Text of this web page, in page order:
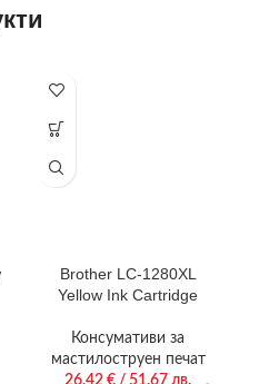
Brother LC-1280XL
Yellow Ink Cartridge
Консумативи за
мастилоструен печат
26,42 € / 51,67 лв.